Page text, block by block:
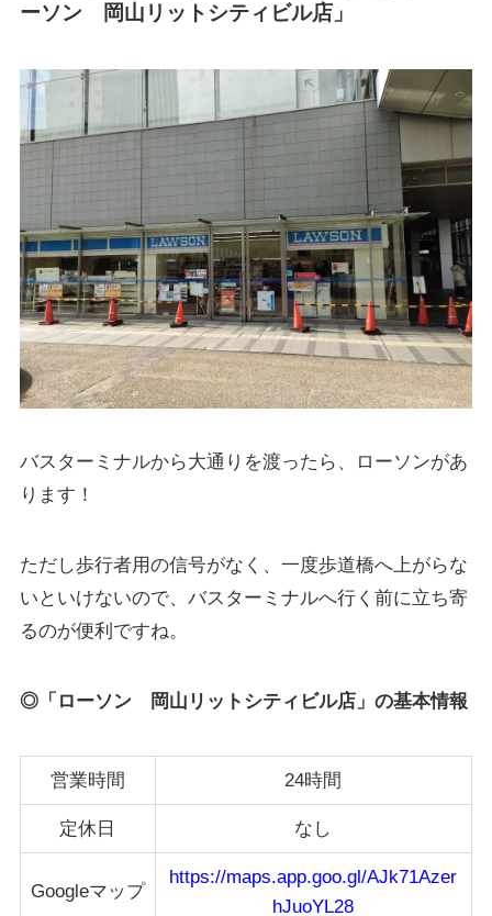
ーソン 岡山リットシティビル店」
バスターミナルから大通りを渡ったら、ローソンがあ
ります！
ただし歩行者用の信号がなく、一度歩道橋へ上がらな
いといけないので、バスターミナルへ行く前に立ち寄
るのが便利ですね。
◎「ローソン 岡山リットシティビル店」の基本情報
営業時間 24時間
定休日 なし
Googleマップ
https://maps.app.goo.gl/AJk71Azer
hJuoYL28